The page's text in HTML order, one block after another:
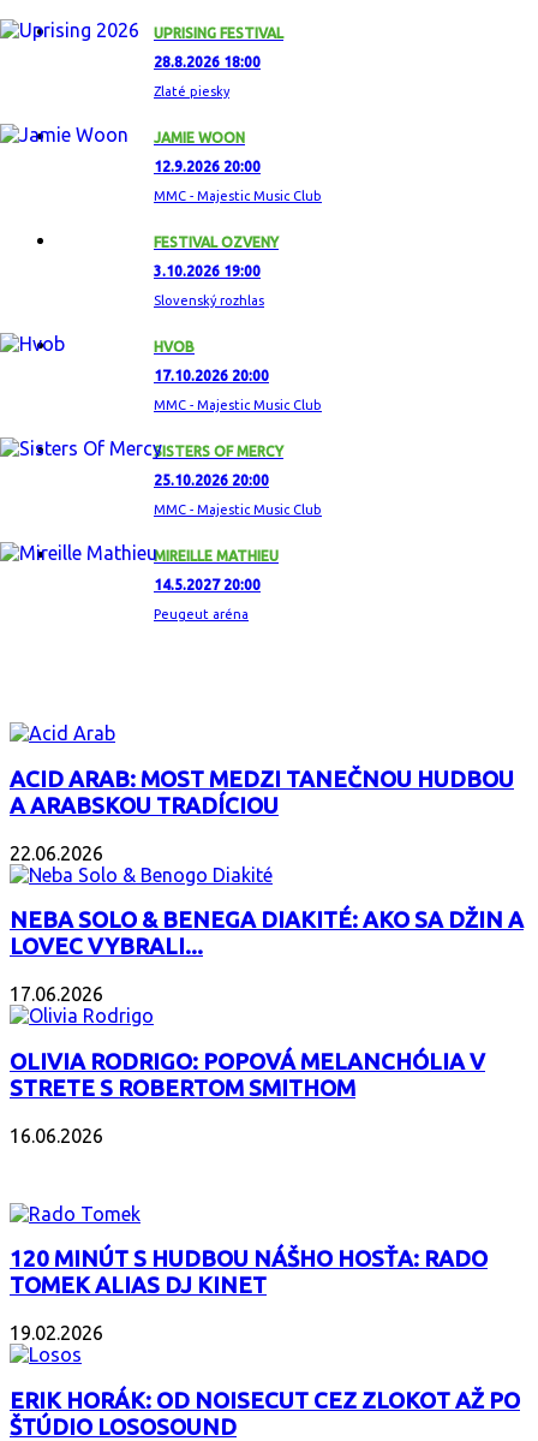
UPRISING FESTIVAL
28.8.2026 18:00
Zlaté piesky
JAMIE WOON
12.9.2026 20:00
MMC - Majestic Music Club
FESTIVAL OZVENY
3.10.2026 19:00
Slovenský rozhlas
HVOB
17.10.2026 20:00
MMC - Majestic Music Club
SISTERS OF MERCY
25.10.2026 20:00
MMC - Majestic Music Club
MIREILLE MATHIEU
14.5.2027 20:00
Peugeut aréna
ACID ARAB: MOST MEDZI TANEČNOU HUDBOU
A ARABSKOU TRADÍCIOU
22.06.2026
NEBA SOLO & BENEGA DIAKITÉ: AKO SA DŽIN A
LOVEC VYBRALI...
17.06.2026
OLIVIA RODRIGO: POPOVÁ MELANCHÓLIA V
STRETE S ROBERTOM SMITHOM
16.06.2026
120 MINÚT S HUDBOU NÁŠHO HOSŤA: RADO
TOMEK ALIAS DJ KINET
19.02.2026
ERIK HORÁK: OD NOISECUT CEZ ZLOKOT AŽ PO
ŠTÚDIO LOSOSOUND